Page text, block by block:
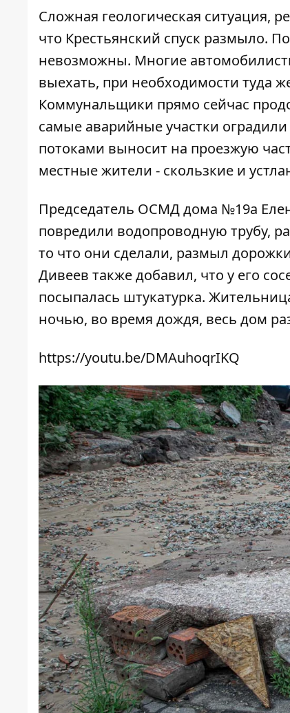
Сложная геологическая ситуация,
что Крестьянский спуск размыло.
невозможны. Многие
выехать, при необходимости туда
Коммунальщики прямо сейчас
самые аварийные участки
потоками выносит на проезжую
местные жители - скользкие и
Председатель ОСМД дома №19а
повредили водопроводную трубу,
то что они сделали, размыл
Дивеев также добавил, что у его
посыпалась штукатурка.
ночью, во время дождя, весь дом
https://youtu.be/DMAuhoqrIKQ